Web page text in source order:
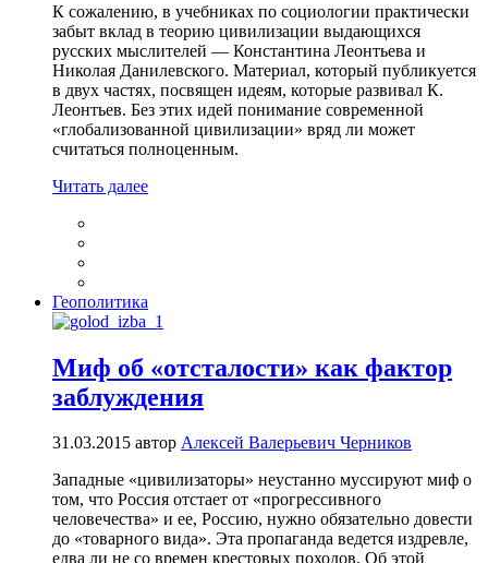
К сожалению, в учебниках по социологии практически
забыт вклад в теорию цивилизации выдающихся
русских мыслителей — Константина Леонтьева и
Николая Данилевского. Материал, который публикуется
в двух частях, посвящен идеям, которые развивал К.
Леонтьев. Без этих идей понимание современной
«глобализованной цивилизации» вряд ли может
считаться полноценным.
Читать далее
Геополитика
Миф об «отсталости» как фактор
заблуждения
31.03.2015 автор Алексей Валерьевич Черников
Западные «цивилизаторы» неустанно муссируют миф о
том, что Россия отстает от «прогрессивного
человечества» и ее, Россию, нужно обязательно довести
до «товарного вида». Эта пропаганда ведется издревле,
едва ли не со времен крестовых походов. Об этой